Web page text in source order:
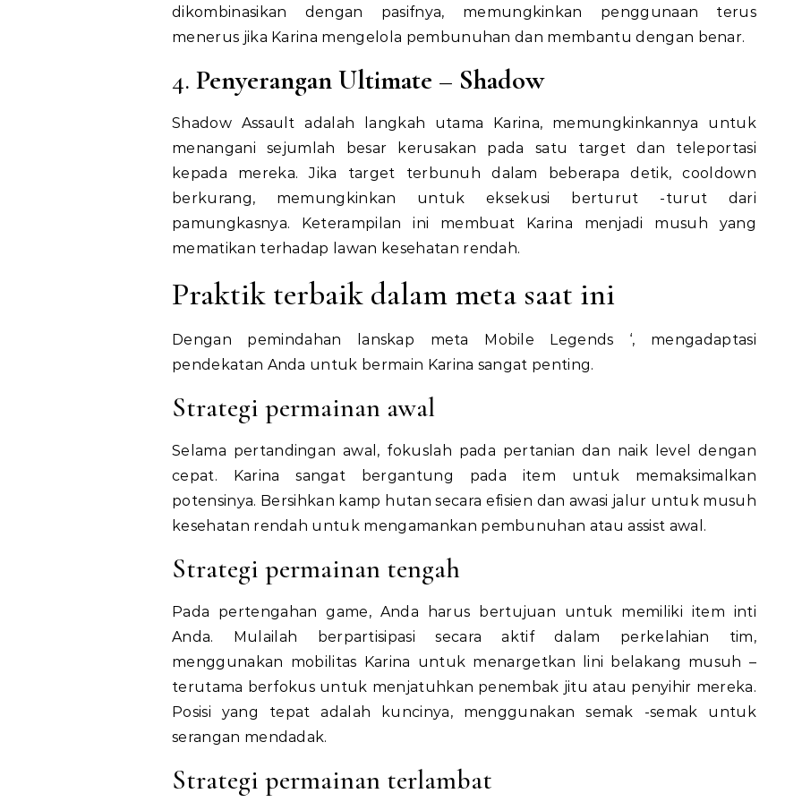
dikombinasikan dengan pasifnya, memungkinkan penggunaan terus
menerus jika Karina mengelola pembunuhan dan membantu dengan benar.
4. Penyerangan Ultimate – Shadow
Shadow Assault adalah langkah utama Karina, memungkinkannya untuk
menangani sejumlah besar kerusakan pada satu target dan teleportasi
kepada mereka. Jika target terbunuh dalam beberapa detik, cooldown
berkurang, memungkinkan untuk eksekusi berturut -turut dari
pamungkasnya. Keterampilan ini membuat Karina menjadi musuh yang
mematikan terhadap lawan kesehatan rendah.
Praktik terbaik dalam meta saat ini
Dengan pemindahan lanskap meta Mobile Legends ‘, mengadaptasi
pendekatan Anda untuk bermain Karina sangat penting.
Strategi permainan awal
Selama pertandingan awal, fokuslah pada pertanian dan naik level dengan
cepat. Karina sangat bergantung pada item untuk memaksimalkan
potensinya. Bersihkan kamp hutan secara efisien dan awasi jalur untuk musuh
kesehatan rendah untuk mengamankan pembunuhan atau assist awal.
Strategi permainan tengah
Pada pertengahan game, Anda harus bertujuan untuk memiliki item inti
Anda. Mulailah berpartisipasi secara aktif dalam perkelahian tim,
menggunakan mobilitas Karina untuk menargetkan lini belakang musuh –
terutama berfokus untuk menjatuhkan penembak jitu atau penyihir mereka.
Posisi yang tepat adalah kuncinya, menggunakan semak -semak untuk
serangan mendadak.
Strategi permainan terlambat